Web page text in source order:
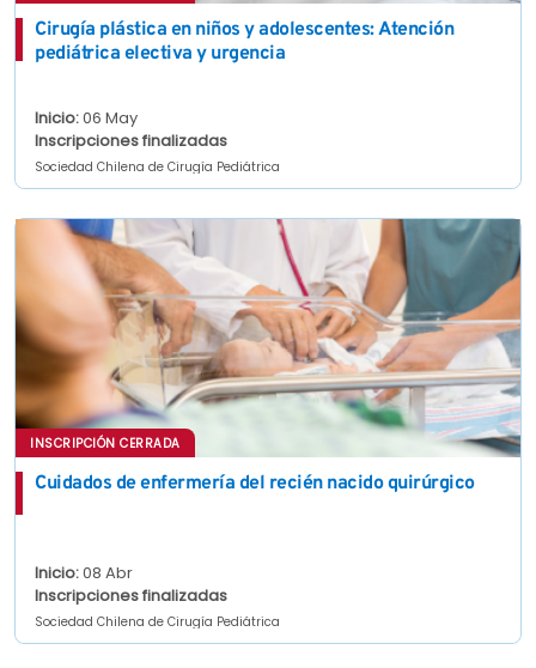
Cirugía plástica en niños y adolescentes: Atención
pediátrica electiva y urgencia
Inicio:06 May
Inscripciones finalizadas
Sociedad Chilena de Cirugía Pediátrica
INSCRIPCIÓN CERRADA
Cuidados de enfermería del recién nacido quirúrgico
Inicio:08 Abr
Inscripciones finalizadas
Sociedad Chilena de Cirugía Pediátrica